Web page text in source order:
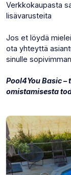
Verkkokaupasta
lisävarusteita
Jos et löydä
ota yhteyttä
sinulle
Pool4You Basic
omistamisesta